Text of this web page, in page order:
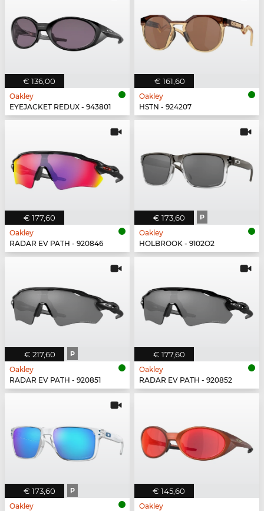
€ 136,00
Oakley
EYEJACKET REDUX - 943801
€ 161,60
Oakley
HSTN - 924207
€ 177,60
Oakley
RADAR EV PATH - 920846
€ 173,60 P
Oakley
HOLBROOK - 9102O2
€ 217,60 P
Oakley
RADAR EV PATH - 920851
€ 177,60
Oakley
RADAR EV PATH - 920852
€ 173,60 P
Oakley
€ 145,60
Oakley